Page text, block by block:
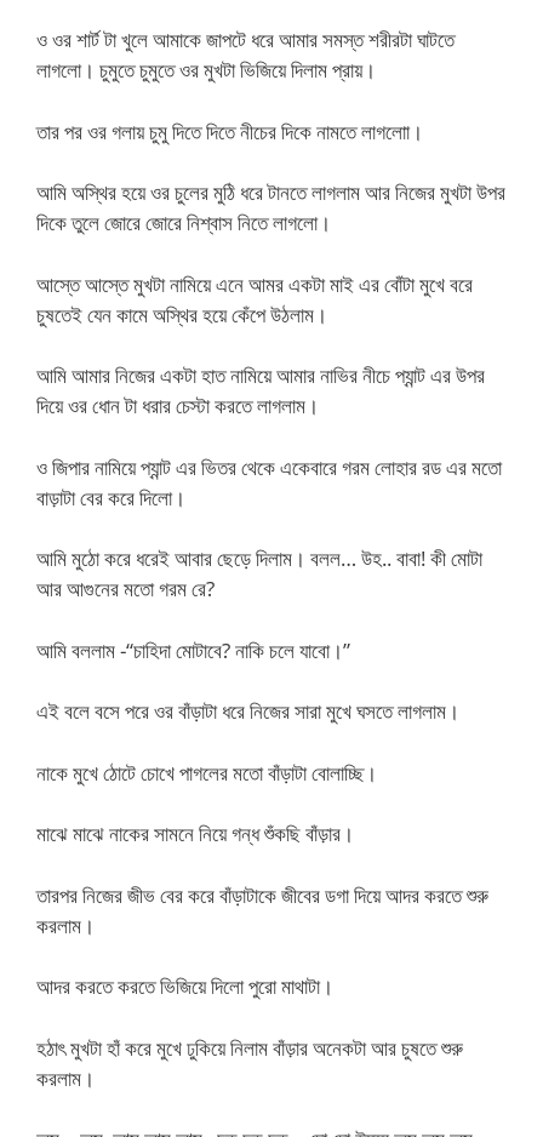
ও ওর শার্ট টা খুলে আমাকে জাপটে ধরে আমার সমস্ত শরীরটা ঘাটতে
লাগলো। চুমুতে চুমুতে ওর মুখটা ভিজিয়ে দিলাম প্রায়।
তার পর ওর গলায় চুমু দিতে দিতে নীচের দিকে নামতে লাগলাো।
আমি অস্থির হয়ে ওর চুলের মুঠি ধরে টানতে লাগলাম আর নিজের মুখটা উপর
দিকে তুলে জোরে জোরে নিশ্বাস নিতে লাগলো।
আস্তে আস্তে মুখটা নামিয়ে এনে আমর একটা মাই এর বোঁটা মুখে বরে
চুষতেই যেন কামে অস্থির হয়ে কেঁপে উঠলাম।
আমি আমার নিজের একটা হাত নামিয়ে আমার নাভির নীচে প্যান্ট এর উপর
দিয়ে ওর ধোন টা ধরার চেস্টা করতে লাগলাম।
ও জিপার নামিয়ে প্যান্ট এর ভিতর থেকে একেবারে গরম লোহার রড এর মতো
বাড়াটা বের করে দিলো।
আমি মুঠো করে ধরেই আবার ছেড়ে দিলাম। বলল… উহ.. বাবা! কী মোটা
আর আগুনের মতো গরম রে?
আমি বললাম -“চাহিদা মোটাবে? নাকি চলে যাবো।”
এই বলে বসে পরে ওর বাঁড়াটা ধরে নিজের সারা মুখে ঘসতে লাগলাম।
নাকে মুখে ঠোটে চোখে পাগলের মতো বাঁড়াটা বোলাচ্ছি।
মাঝে মাঝে নাকের সামনে নিয়ে গন্ধ শুঁকছি বাঁড়ার।
তারপর নিজের জীভ বের করে বাঁড়াটাকে জীবের ডগা দিয়ে আদর করতে শুরু
করলাম।
আদর করতে করতে ভিজিয়ে দিলো পুরো মাথাটা।
হঠাৎ মুখটা হাঁ করে মুখে ঢুকিয়ে নিলাম বাঁড়ার অনেকটা আর চুষতে শুরু
করলাম।